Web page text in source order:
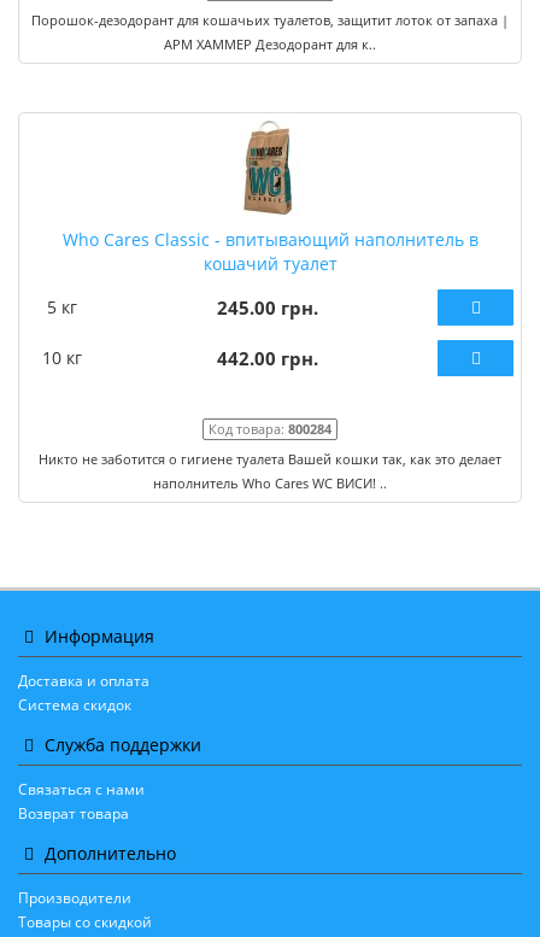
Порошок-дезодорант для кошачьих туалетов, защитит лоток от запаха |
АРМ ХАММЕР Дезодорант для к..
Who Cares Classic - впитывающий наполнитель в
кошачий туалет
5 кг
245.00 грн.
10 кг 442.00 грн.
Код товара: 800284
Никто не заботится о гигиене туалета Вашей кошки так, как это делает
наполнитель Who Cares WC ВИСИ! ..
Информация
Доставка и оплата
Система скидок
Служба поддержки
Связаться с нами
Возврат товара
Дополнительно
Производители
Товары со скидкой